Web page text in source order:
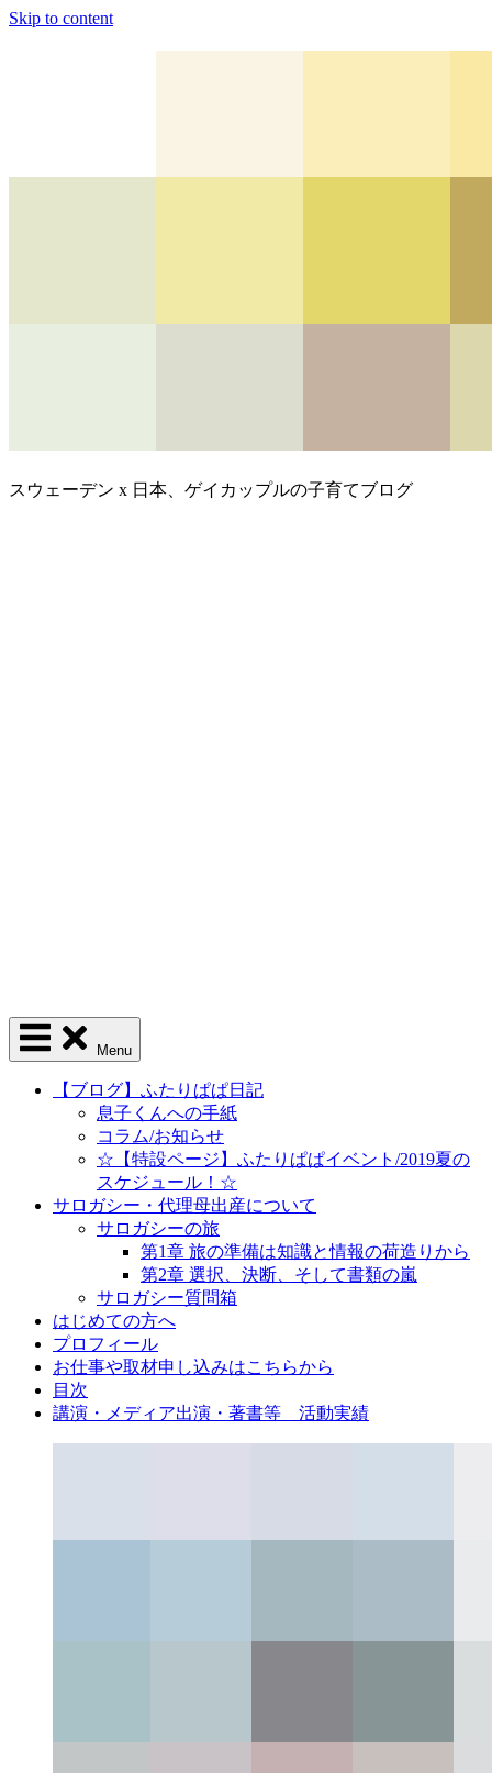
Skip to content
スウェーデン x 日本、ゲイカップルの子育てブログ
Menu
【ブログ】ふたりぱぱ日記
息子くんへの手紙
コラム/お知らせ
☆【特設ページ】ふたりぱぱイベント/2019夏の
スケジュール！☆
サロガシー・代理母出産について
サロガシーの旅
第1章 旅の準備は知識と情報の荷造りから
第2章 選択、決断、そして書類の嵐
サロガシー質問箱
はじめての方へ
プロフィール
お仕事や取材申し込みはこちらから
目次
講演・メディア出演・著書等 活動実績